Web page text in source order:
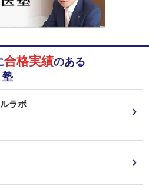
国公立
キングを見る
合格実績のある
塾
ラボ